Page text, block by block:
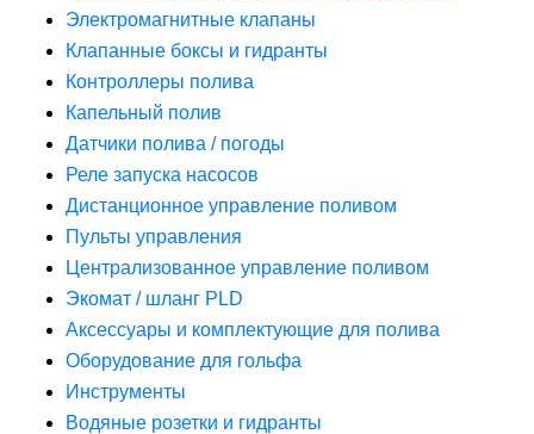
Электромагнитные клапаны
Клапанные боксы и гидранты
Контроллеры полива
Капельный полив
Датчики полива / погоды
Реле запуска насосов
Дистанционное управление поливом
Пульты управления
Централизованное управление поливом
Экомат / шланг PLD
Аксессуары и комплектующие для полива
Оборудование для гольфа
Инструменты
Водяные розетки и гидранты